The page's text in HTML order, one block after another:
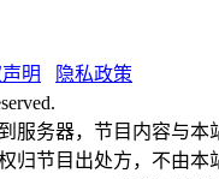
明
隐私政策
服务器，节目内容与本
归节目出处方，不由本